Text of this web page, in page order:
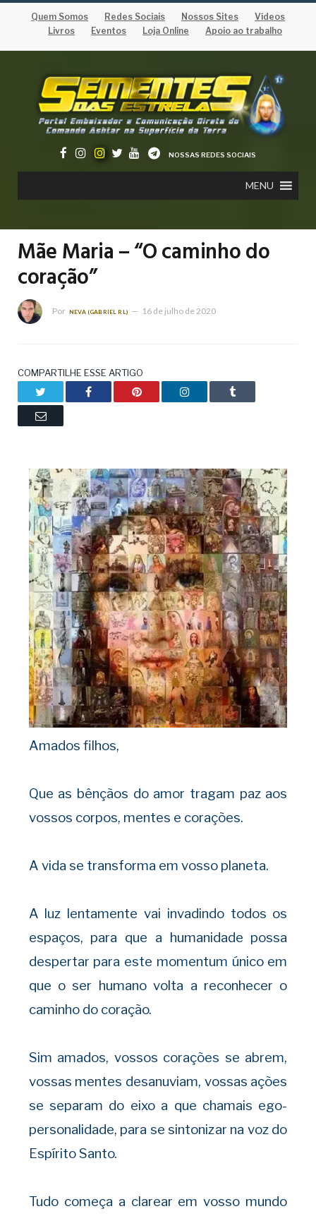
Quem Somos Redes Sociais Nossos Sites
Vídeos
Livros
Eventos Loja Online Apoio ao trabalho
NOSSAS REDES SOCIAIS
MENU
Mãe Maria – “O caminho do
coração”
Por NEVA (GABRIEL RL) 16 de julho de 2020
COMPARTILHE ESSE ARTIGO
Facebook Pinterest LinkedIn Tumblr
Email
Amados filhos,
Que as bênçãos do amor tragam paz aos
vossos corpos, mentes e corações.
A vida se transforma em vosso planeta.
A luz lentamente vai invadindo todos os
espaços, para que a humanidade possa
despertar para este momentum único em
que o ser humano volta a reconhecer o
caminho do coração.
Sim amados, vossos corações se abrem,
vossas mentes desanuviam, vossas ações
se separam do eixo a que chamais ego-
personalidade, para se sintonizar na voz do
Espírito Santo.
Tudo começa a clarear em vosso mundo